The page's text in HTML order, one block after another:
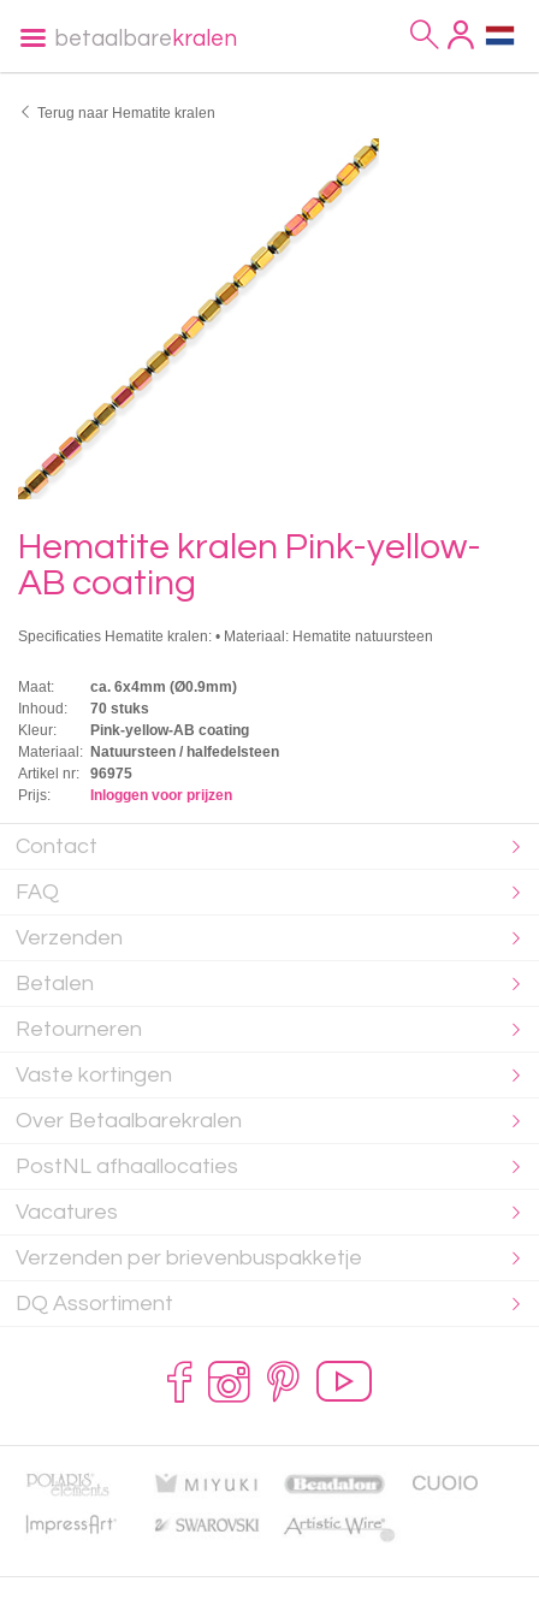
betaalbare kralen
Terug naar Hematite kralen
Hematite kralen Pink-yellow-
AB coating
Specificaties Hematite kralen: • Materiaal: Hematite natuursteen
Maat:
ca. 6x4mm (Ø0.9mm)
Inhoud:
70 stuks
Kleur:
Pink-yellow-AB coating
Materiaal: Natuursteen / halfedelsteen
Artikel nr:
96975
Prijs:
Inloggen voor prijzen
Contact
FAQ
Verzenden
Betalen
Retourneren
Vaste kortingen
Over Betaalbarekralen
PostNL afhaallocaties
Vacatures
Verzenden per brievenbuspakketje
DQ Assortiment